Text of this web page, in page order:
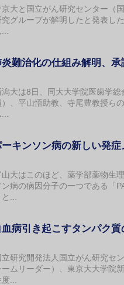
大と国立がん研究センター（
究グループが解明したと発表し
炎難治化の仕組み解明、
大は8日、同大大学院医歯学総
）、平山悟助教、寺尾豊教授ら
キンソン病の新しい発
大はこのほど、薬学部薬物生
ン病の病因分子の一つである「
...
血病引き起こすタンパク
研究開発法人国立がん研究セ
ームリーダー）、東京大大学院
...